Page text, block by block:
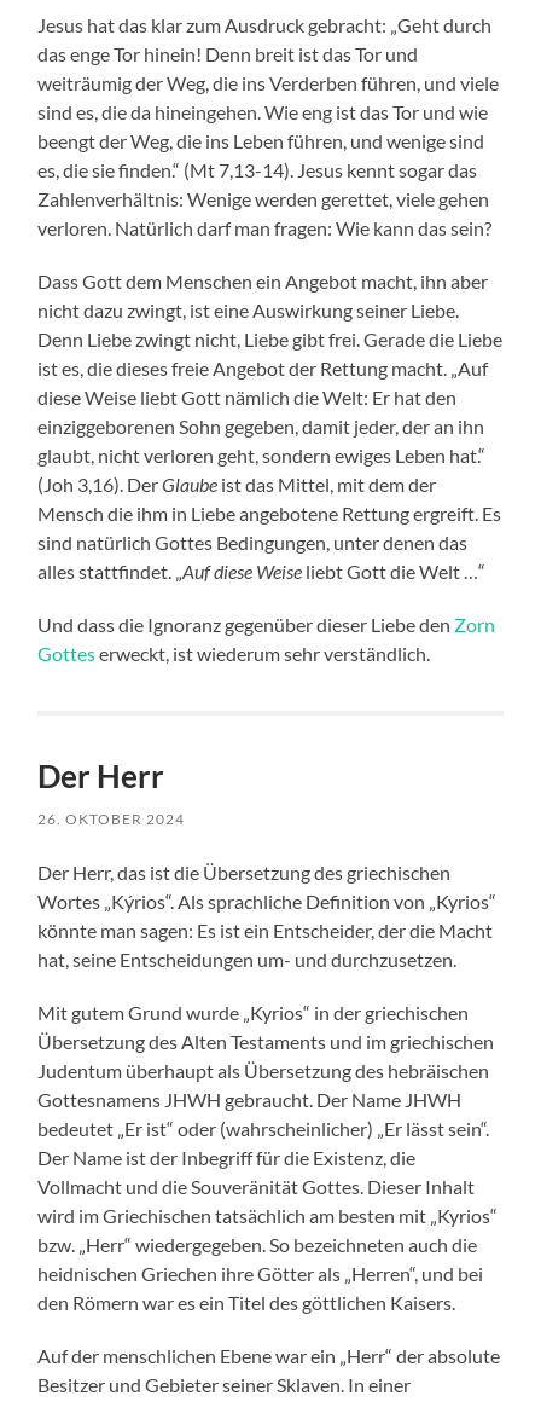
Jesus hat das klar zum Ausdruck gebracht: „Geht durch
das enge Tor hinein! Denn breit ist das Tor und
weiträumig der Weg, die ins Verderben führen, und viele
sind es, die da hineingehen. Wie eng ist das Tor und wie
beengt der Weg, die ins Leben führen, und wenige sind
es, die sie finden.“ (Mt 7,13-14). Jesus kennt sogar das
Zahlenverhältnis: Wenige werden gerettet, viele gehen
verloren. Natürlich darf man fragen: Wie kann das sein?
Dass Gott dem Menschen ein Angebot macht, ihn aber
nicht dazu zwingt, ist eine Auswirkung seiner Liebe.
Denn Liebe zwingt nicht, Liebe gibt frei. Gerade die Liebe
ist es, die dieses freie Angebot der Rettung macht. „Auf
diese Weise liebt Gott nämlich die Welt: Er hat den
einziggeborenen Sohn gegeben, damit jeder, der an ihn
glaubt, nicht verloren geht, sondern ewiges Leben hat.“
(Joh 3,16). DerGlaube ist das Mittel, mit dem der
Mensch die ihm in Liebe angebotene Rettung ergreift. Es
sind natürlich Gottes Bedingungen, unter denen das
alles stattfindet. „Auf diese Weise liebt Gott die Welt …“
Und dass die Ignoranz gegenüber dieser Liebe den Zorn
Gotteserweckt, ist wiederum sehr verständlich.
Der Herr
26. OKTOBER 2024
Der Herr, das ist die Übersetzung des griechischen
Wortes „Kýrios“. Als sprachliche Definition von „Kyrios“
könnte man sagen: Es ist ein Entscheider, der die Macht
hat, seine Entscheidungen um- und durchzusetzen.
Mit gutem Grund wurde „Kyrios“ in der griechischen
Übersetzung des Alten Testaments und im griechischen
Judentum überhaupt als Übersetzung des hebräischen
Gottesnamens JHWH gebraucht. Der Name JHWH
bedeutet „Er ist“ oder (wahrscheinlicher) „Er lässt sein“.
Der Name ist der Inbegriff für die Existenz, die
Vollmacht und die Souveränität Gottes. Dieser Inhalt
wird im Griechischen tatsächlich am besten mit „Kyrios“
bzw. „Herr“ wiedergegeben. So bezeichneten auch die
heidnischen Griechen ihre Götter als „Herren“, und bei
den Römern war es ein Titel des göttlichen Kaisers.
Auf der menschlichen Ebene war ein „Herr“ der absolute
Besitzer und Gebieter seiner Sklaven. In einer